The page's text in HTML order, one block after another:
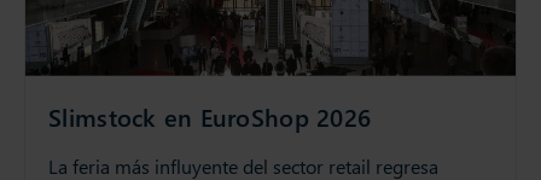
Slimstock en EuroShop 2026
La feria más influyente del sector retail regresa